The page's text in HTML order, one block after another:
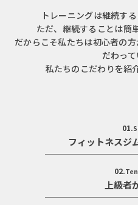
トレーニングは継続す
ただ、継続することは簡
だからこそ私たちは初心者の
だわって
私たちのこだわりを紹
01.
フィットネスジ
02.
上級者